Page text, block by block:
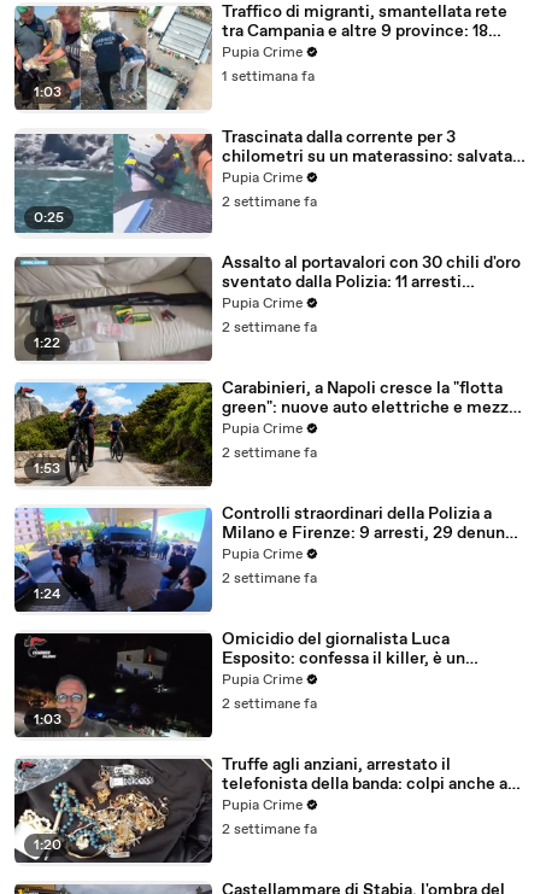
1:03
Traffico di migranti, smantellata rete
tra Campania e altre 9 province: 18
arresti (27.07.26)
Pupia Crime
1 settimana fa
0:25
Trascinata dalla corrente per 3
chilometri su un materassino: salvata
dalla Polizia (25.07.26)
Pupia Crime
2 settimane fa
1:22
Assalto al portavalori con 30 chili d'oro
sventato dalla Polizia: 11 arresti
(25.07.26)
Pupia Crime
2 settimane fa
1:53
Carabinieri, a Napoli cresce la "flotta
green": nuove auto elettriche e mezzi
sostenibili anche sulle isole (25.07.26)
Pupia Crime
2 settimane fa
1:24
Controlli straordinari della Polizia a
Milano e Firenze: 9 arresti, 29 denunce
e oltre 7mila persone identificate
(25.07.26)
Pupia Crime
2 settimane fa
1:03
Omicidio del giornalista Luca
Esposito: confessa il killer, è un
26enne tunisino (25.07.26)
Pupia Crime
2 settimane fa
1:20
Truffe agli anziani, arrestato il
telefonista della banda: colpi anche ad
Aversa, oltre 300mila euro il bottino
stimato (24.07.26)
Pupia Crime
2 settimane fa